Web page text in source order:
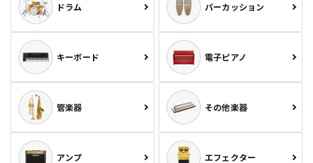
ドラム パーカッション
キーボード 電子ピアノ
管楽器 その他楽器
アンプ エフェクター